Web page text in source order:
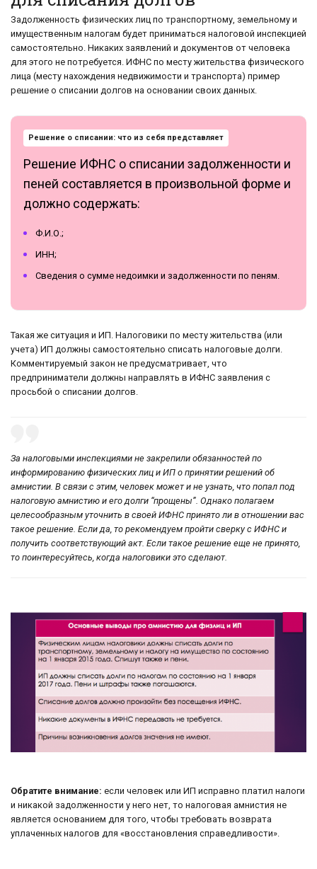
Задолженность физических лиц по транспортному, земельному и
имущественным налогам будет приниматься налоговой инспекцией
самостоятельно. Никаких заявлений и документов от человека
для этого не потребуется. ИФНС по месту жительства физического
лица (месту нахождения недвижимости и транспорта) пример
решение о списании долгов на основании своих данных.
Решение о списании: что из себя представляет
Решение ИФНС о списании задолженности и
пеней составляется в произвольной форме и
должно содержать:
Ф.И.О.;
ИНН;
Сведения о сумме недоимки и задолженности по пеням.
Такая же ситуация и ИП. Налоговики по месту жительства (или
учета) ИП должны самостоятельно списать налоговые долги.
Комментируемый закон не предусматривает, что
предприниматели должны направлять в ИФНС заявления с
просьбой о списании долгов.
За налоговыми инспекциями не закрепили обязанностей по
информированию физических лиц и ИП о принятии решений об
амнистии. В связи с этим, человек может и не узнать, что попал под
налоговую амнистию и его долги “прощены”. Однако полагаем
целесообразным уточнить в своей ИФНС принято ли в отношении вас
такое решение. Если да, то рекомендуем пройти сверку с ИФНС и
получить соответствующий акт. Если такое решение еще не принято,
то поинтересуйтесь, когда налоговики это сделают.
Обратите внимание: если человек или ИП исправно платил налоги
и никакой задолженности у него нет, то налоговая амнистия не
является основанием для того, чтобы требовать возврата
уплаченных налогов для «восстановления справедливости».